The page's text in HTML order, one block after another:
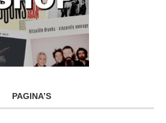
PAGINA’S